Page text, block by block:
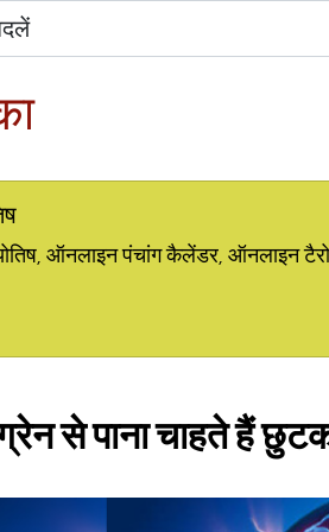
ऑनलाइन पंचांग कैलेंडर, ऑनलाइन टैरो
से पाना चाहते हैं